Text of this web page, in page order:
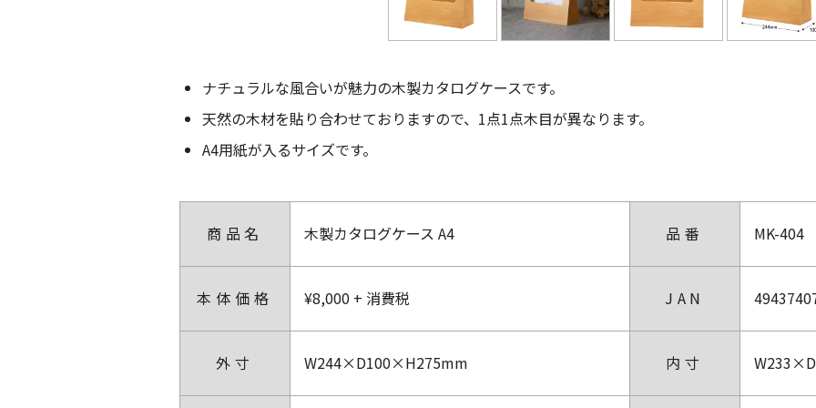
ナチュラルな風合いが魅力の木製カタログケースです。
天然の木材を貼り合わせておりますので、1点1点木目が異なります。
A4用紙が入るサイズです。
商品名 木製カタログケース A4 品番 MK-404
本体価格 ¥8,000 + 消費税 JAN
外寸 W244×D100×H275mm 内寸